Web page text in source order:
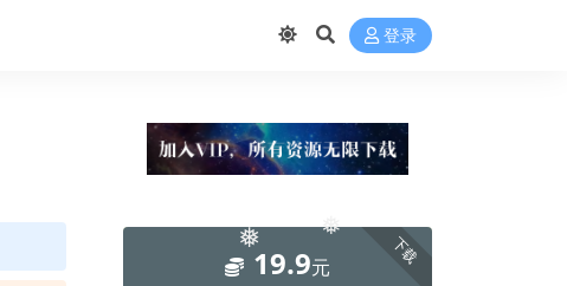
❅
登录
下载
19.9元